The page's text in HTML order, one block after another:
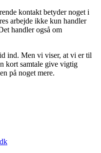
kontakt betyder noget i
arbejde ikke kun handler
handler også om
ind. Men vi viser, at vi er til
kort samtale give vigtig
på noget mere.